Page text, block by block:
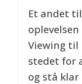
Et andet
oplevelsen
Viewing til
stedet for
og stå